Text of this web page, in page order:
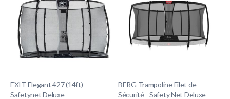
EXIT Elegant 427 (14ft)
Safetynet Deluxe
BERG Trampoline Filet de
Sécurité - Safety Net Deluxe -